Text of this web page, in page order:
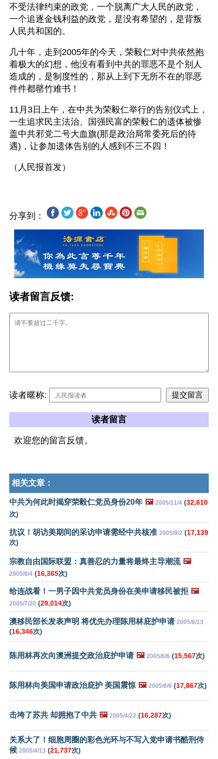
不受法律约束的政党，一个脱离广大人民的政党，
一个追逐金钱利益的政党，是没有希望的，是背叛
人民共和国的。
几十年，走到2005年的今天，荣毅仁对中共依然抱
着极大的幻想，他没有看到中共的罪恶不是个别人
造成的，是制度性的，那从上到下无所不在的罪恶
件件都罄竹难书！
11月3日上午，在中共为荣毅仁举行的告别仪式上，
一生追求民主法治、国强民富的荣毅仁的遗体被惨
盖中共邪党二号大血旗(那是政治局常委死后的待
遇)，让参加遗体告别的人感到不三不四！
分享到：
读者留言反馈:
读者暱称:
读者留言
欢迎您的留言反馈。
相关文章：
中共为何此时揭穿荣毅仁党员身份20年 🖼️ 2005/11/4 (32,610
次)
抗议！胡访美期间的采访申请需经中共核准 2005/9/2 (17,139
次)
宗教自由国际联盟：真善忍的力量将最终主导潮流 🖼️
2005/8/4 (16,365次)
给连战看！一男子因中共党员身份在美申请移民被拒 🖼️
2005/7/20 (29,014次)
澳移民部长发表声明 将优先办理陈用林庇护申请 2005/6/13
(16,346次)
陈用林再次向澳洲提交政治庇护申请 🖼️ 2005/6/6 (15,567次)
陈用林向美国申请政治庇护 美国震惊 🖼️ 2005/6/6 (17,867次)
击垮了苏共 却拥抱了中共 🖼️ 2005/4/22 (16,287次)
关系大了！细胞周圈的彩色光环与不写入党申请书酷刑侍
候 2005/4/13 (21,737次)